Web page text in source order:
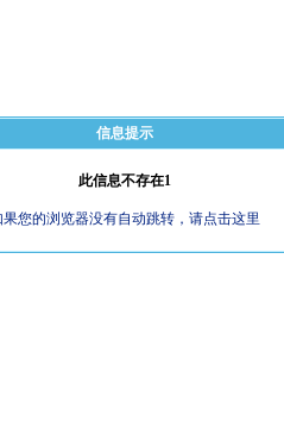
信息提示
此信息不存在1
果您的浏览器没有自动跳转，请点击这里